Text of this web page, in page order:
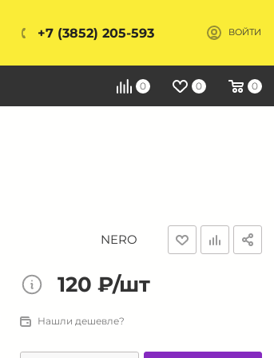
+7 (3852) 205-593 ВОЙТИ
0 0 0
NERO
120 ₽/шт
Нашли дешевле?